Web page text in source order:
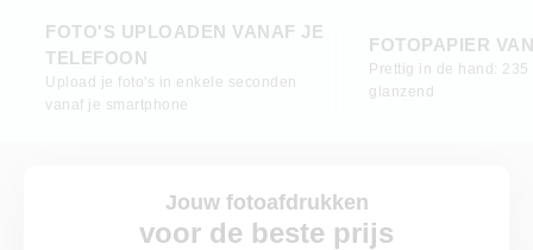
FOTO'S UPLOADEN VANAF JE
TELEFOON
Upload je foto's in enkele seconden
vanaf je smartphone
FOTOPAPIER
Prettig in de hand: 235
glanzend
Jouw fotoafdrukken
voor de beste prijs